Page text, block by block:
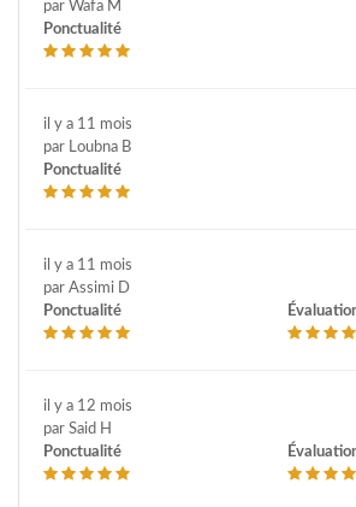
par Wafa M
Ponctualité
il y a 11 mois
par Loubna B
Ponctualité
il y a 11 mois
par Assimi D
Ponctualité
il y a 12 mois
par Said H
Ponctualité